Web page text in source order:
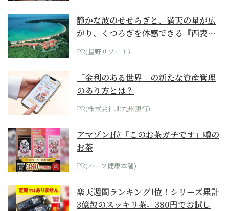
静かな波のせせらぎと、満天の星が広
がり、くつろぎを体感できる『西表島
ホテル by...
PR(星野リゾート)
「金利のある世界」の新たな資産管理
のあり方とは？
PR(株式会社北九州銀行)
アマゾン1位「このお茶ガチです」噂の
お茶
PR(ハーブ健康本舗)
楽天週間ランキング1位！シリーズ累計
3億包のスッキリ茶。380円でお試し